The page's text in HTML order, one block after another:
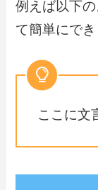
例えば以下
て簡単にでき
ここに文